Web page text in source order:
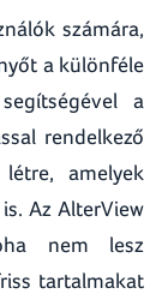
számára,
a különféle
a
rendelkező
amelyek
Az AlterView
nem lesz
tartalmakat